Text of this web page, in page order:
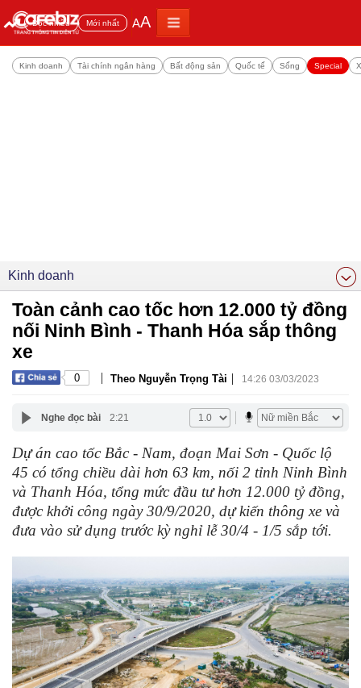
Đọc nhiều Mới nhất AA
Kinh doanh Tài chính ngân hàng Bất động sản Quốc tế Sống Special
Kinh doanh
Toàn cảnh cao tốc hơn 12.000 tỷ đồng
nối Ninh Bình - Thanh Hóa sắp thông
xe
0 | Theo Nguyễn Trọng Tài | 14:26 03/03/2023
Nghe đọc bài 2:21
Dự án cao tốc Bắc - Nam, đoạn Mai Sơn - Quốc lộ
45 có tổng chiều dài hơn 63 km, nối 2 tỉnh Ninh Bình
và Thanh Hóa, tổng mức đầu tư hơn 12.000 tỷ đồng,
được khởi công ngày 30/9/2020, dự kiến thông xe và
đưa vào sử dụng trước kỳ nghỉ lễ 30/4 - 1/5 sắp tới.